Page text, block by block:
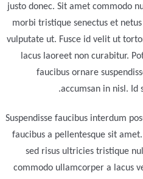
justo donec. Sit amet commodo
morbi tristique senectus et
vulputate ut. Fusce id velit ut
lacus laoreet non curabitur.
faucibus ornare
accumsan in nisl. Id
Suspendisse faucibus interdum
faucibus a pellentesque sit
sed risus ultricies tristique
commodo ullamcorper a lacus